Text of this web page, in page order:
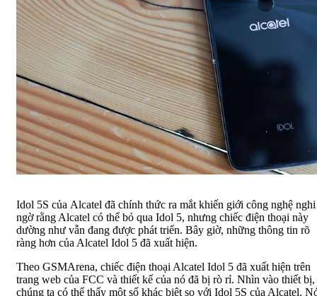
Idol 5S của Alcatel đã chính thức ra mắt khiến giới công nghệ nghi
ngờ rằng Alcatel có thể bỏ qua Idol 5, nhưng chiếc điện thoại này
dường như vẫn đang được phát triển. Bây giờ, những thông tin rõ
ràng hơn của Alcatel Idol 5 đã xuất hiện.
Theo GSMArena, chiếc điện thoại Alcatel Idol 5 đã xuất hiện trên
trang web của FCC và thiết kế của nó đã bị rò rỉ. Nhìn vào thiết bị,
chúng ta có thể thấy một số khác biệt so với Idol 5S của Alcatel.